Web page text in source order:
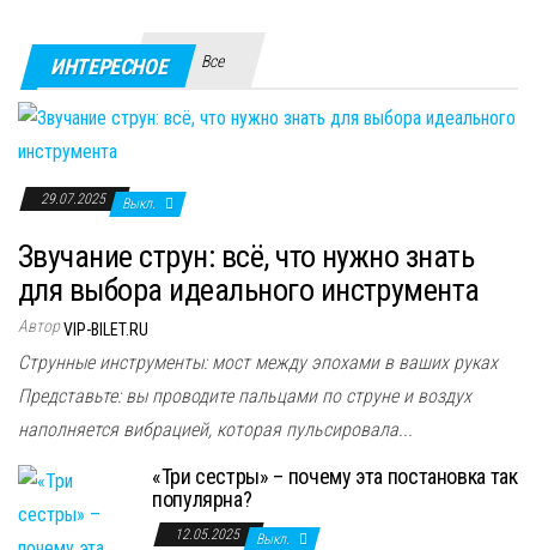
ИНТЕРЕСНОЕ Все
29.07.2025 Выкл.
Звучание струн: всё, что нужно знать
для выбора идеального инструмента
АвторVIP-BILET.RU
Струнные инструменты: мост между эпохами в ваших руках
Представьте: вы проводите пальцами по струне и воздух
наполняется вибрацией, которая пульсировала...
«Три сестры» – почему эта постановка так
популярна?
12.05.2025 Выкл.